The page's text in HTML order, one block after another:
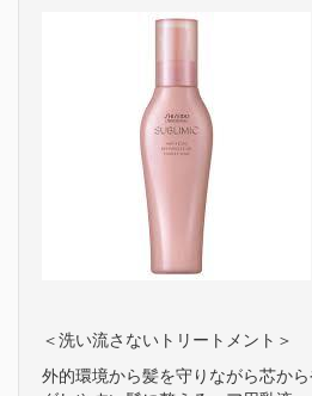
＜洗い流さないトリートメント＞
外的環境から髪を守りながら芯か